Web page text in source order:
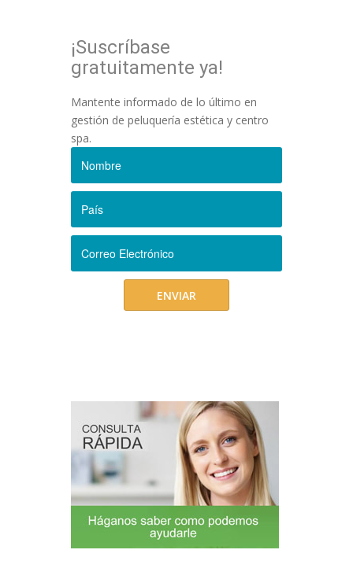
¡Suscríbase
gratuitamente ya!
Mantente informado de lo último en
gestión de peluquería estética y centro
spa.